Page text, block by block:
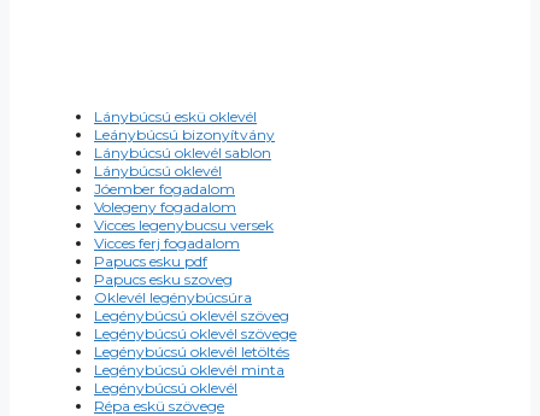
Lánybúcsú eskü oklevél
Leánybúcsú bizonyítvány
Lánybúcsú oklevél sablon
Lánybúcsú oklevél
Jóember fogadalom
Volegeny fogadalom
Vicces legenybucsu versek
Vicces ferj fogadalom
Papucs esku pdf
Papucs esku szoveg
Oklevél legénybúcsúra
Legénybúcsú oklevél szöveg
Legénybúcsú oklevél szövege
Legénybúcsú oklevél letöltés
Legénybúcsú oklevél minta
Legénybúcsú oklevél
Répa eskü szövege